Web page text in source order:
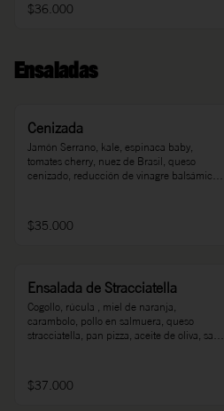
$36.000
Ensaladas
Cenizada
Jamón Serrano, kale, espinaca baby,
tomates cherry, nuez de Brasil, queso
cenizado, reducción de vinagre balsámico,
$35.000
Ensalada de Stracciatella
Cogollo, rúcula , miel de naranja,
carambolo, pollo en salmuera, queso
stracciatella, pan pizza, aceite de oliva, sal y
$37.000